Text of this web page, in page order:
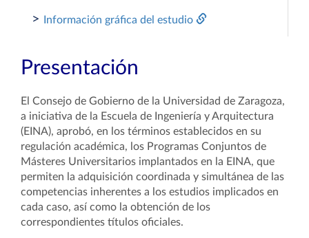
> Información gráfica del estudio
Presentación
El Consejo de Gobierno de la Universidad de Zaragoza,
a iniciativa de la Escuela de Ingeniería y Arquitectura
(EINA), aprobó, en los términos establecidos en su
regulación académica, los Programas Conjuntos de
Másteres Universitarios implantados en la EINA, que
permiten la adquisición coordinada y simultánea de las
competencias inherentes a los estudios implicados en
cada caso, así como la obtención de los
correspondientes títulos oficiales.